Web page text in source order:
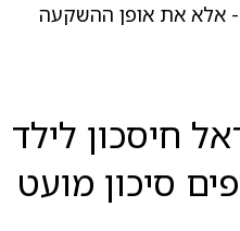
אלא את אופן ההשקעה
חיסכון לילד
סיכון מועט